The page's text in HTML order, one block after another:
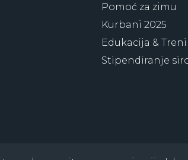
Pomoć za zimu
Kurbani 2025
Edukacija &
Stipendiranje